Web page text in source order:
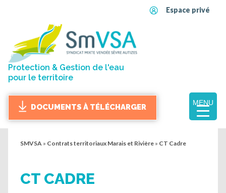
Espace privé
Protection & Gestion de l'eau
pour le territoire
DOCUMENTS À TÉLÉCHARGER
MENU
SMVSA » Contrats territoriaux Marais et Rivière » CT Cadre
CT CADRE